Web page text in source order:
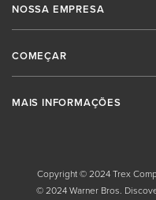
NOSSA EMPRESA
COMEÇAR
MAIS INFORMAÇÕES
Copyright © 2024 Trex
© 2024 Warner Bros.